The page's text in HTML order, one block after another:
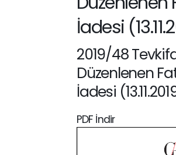
İadesi
2019/48
Düzenlenen
İadesi
PDF İndir